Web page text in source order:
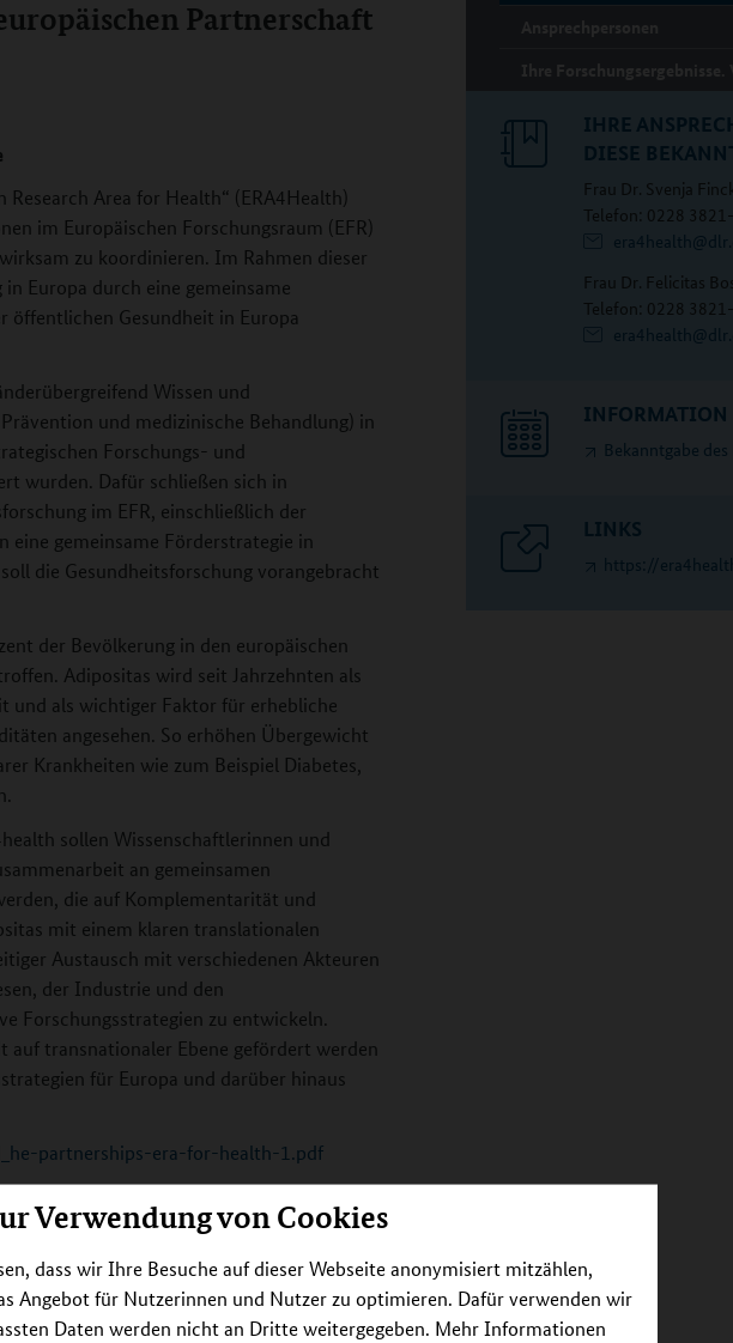
Verwendung von Cookies
dass wir Ihre Besuche auf dieser Webseite anonymisiert mitzählen,
Angebot für Nutzerinnen und Nutzer zu optimieren. Dafür verwenden wir
Daten werden nicht an Dritte weitergegeben. Mehr Informationen
Partnerschaft
Area for Health“ (ERA4Health)
im Europäischen Forschungsraum (EFR)
zu koordinieren. Im Rahmen dieser
Europa durch eine gemeinsame
öffentlichen Gesundheit in Europa
Wissen und
und medizinische Behandlung) in
Forschungs- und
wurden. Dafür schließen sich in
im EFR, einschließlich der
eine gemeinsame Förderstrategie in
die Gesundheitsforschung vorangebracht
der Bevölkerung in den europäischen
Adipositas wird seit Jahrzehnten als
und als wichtiger Faktor für erhebliche
angesehen. So erhöhen Übergewicht
Krankheiten wie zum Beispiel Diabetes,
sollen Wissenschaftlerinnen und
an gemeinsamen
die auf Komplementarität und
mit einem klaren translationalen
Austausch mit verschiedenen Akteuren
der Industrie und den
Forschungsstrategien zu entwickeln.
auf transnationaler Ebene gefördert werden
für Europa und darüber hinaus
partnerships-era-for-health-1.pdf
IHRE
DIESE
Frau Dr. Svenja
Telefon: 0228
Frau Dr. Felicitas
Telefon: 0228
INFORMATION
Bekanntgabe
LINKS
https://